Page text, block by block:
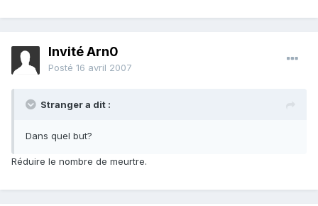
Invité Arn0
Posté 16 avril 2007
Stranger a dit :
Dans quel but?
Réduire le nombre de meurtre.